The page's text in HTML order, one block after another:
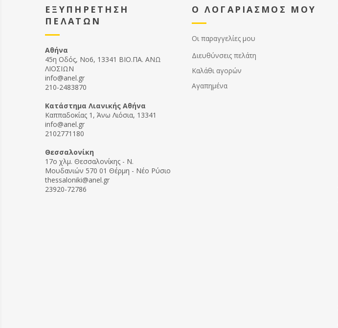
ΕΞΥΠΗΡΕΤΗΣΗ
ΠΕΛΑΤΩΝ
Αθήνα
45η Οδός, Νο6, 13341 ΒΙΟ.ΠΑ. ΑΝΩ
ΛΙΟΣΙΩΝ
info@anel.gr
210-2483870
Kατάστημα Λιανικής Αθήνα
Καππαδοκίας 1, Άνω Λιόσια, 13341
info@anel.gr
2102771180
Θεσσαλονίκη
17ο χλμ. Θεσσαλονίκης - Ν.
Μουδανιών 570 01 Θέρμη - Νέο Ρύσιο
thessaloniki@anel.gr
23920-72786
Ο ΛΟΓΑΡΙΑΣΜΟΣ ΜΟΥ
Οι παραγγελίες μου
Διευθύνσεις πελάτη
Καλάθι αγορών
Αγαπημένα